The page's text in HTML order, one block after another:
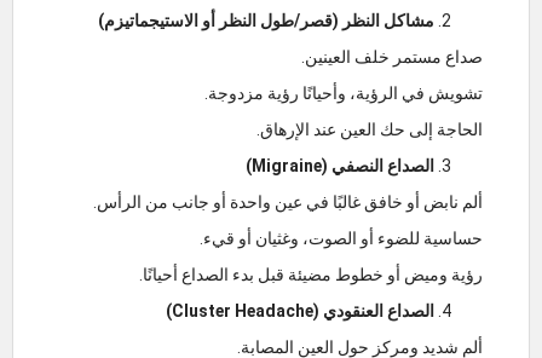
مشاكل النظر (قصر/طول النظر أو الاستيجماتيزم)
صداع مستمر خلف العينين.
تشويش في الرؤية، وأحيانًا رؤية مزدوجة.
الحاجة إلى حك العين عند الإرهاق.
الصداع النصفي (Migraine)
ألم نابض أو خافق غالبًا في عين واحدة أو جانب من الرأس.
حساسية للضوء أو الصوت، وغثيان أو قيء.
رؤية وميض أو خطوط مضيئة قبل بدء الصداع أحيانًا.
الصداع العنقودي (Cluster Headache)
ألم شديد ومركز حول العين المصابة.